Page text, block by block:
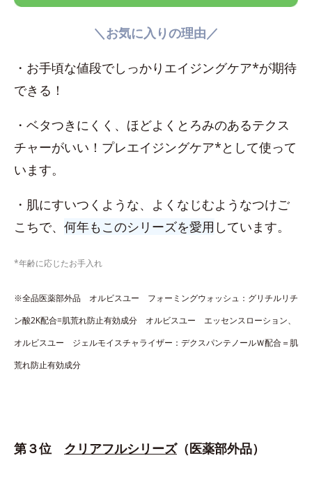
＼お気に入りの理由／
・お手頃な値段でしっかりエイジングケア*が期待
できる！
・ベタつきにくく、ほどよくとろみのあるテクス
チャーがいい！プレエイジングケア*として使って
います。
・肌にすいつくような、よくなじむようなつけご
こちで、 何年もこのシリーズを愛用 しています。
*年齢に応じたお手入れ
※全品医薬部外品 オルビスユー フォーミングウォッシュ：グリチルリチ
ン酸2K配合=肌荒れ防止有効成分 オルビスユー エッセンスローション、
オルビスユー ジェルモイスチャライザー：デクスパンテノールＷ配合＝肌
荒れ防止有効成分
第３位 クリアフルシリーズ（医薬部外品）